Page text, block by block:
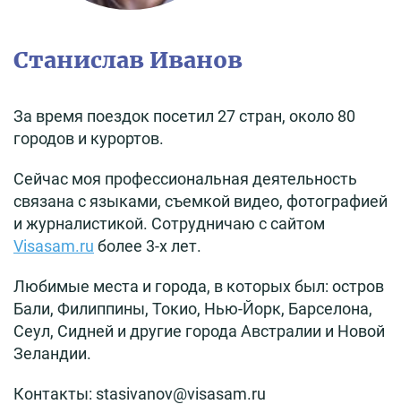
Станислав Иванов
За время поездок посетил 27 стран, около 80
городов и курортов.
Сейчас моя профессиональная деятельность
связана с языками, съемкой видео, фотографией
и журналистикой. Сотрудничаю с сайтом
Visasam.ru более 3-х лет.
Любимые места и города, в которых был: остров
Бали, Филиппины, Токио, Нью-Йорк, Барселона,
Сеул, Сидней и другие города Австралии и Новой
Зеландии.
Контакты: stasivanov@visasam.ru